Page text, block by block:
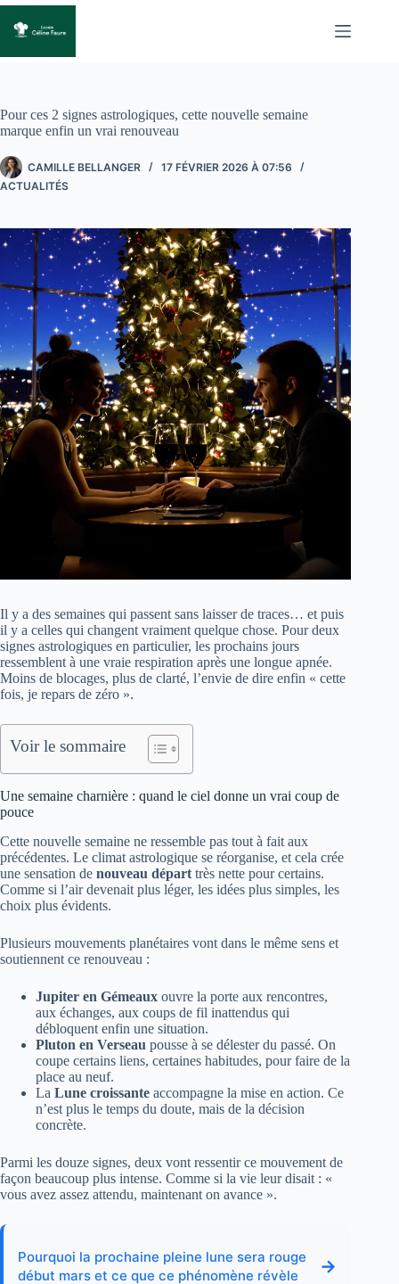
Passer
contenu
Pour ces 2 signes astrologiques, cette nouvelle semaine
marque enfin un vrai renouveau
CAMILLE BELLANGER
17 FÉVRIER 2026 À 07:56
ACTUALITÉS
Il y a des semaines qui passent sans laisser de traces… et puis
il y a celles qui changent vraiment quelque chose. Pour deux
signes astrologiques en particulier, les prochains jours
ressemblent à une vraie respiration après une longue apnée.
Moins de blocages, plus de clarté, l’envie de dire enfin « cette
fois, je repars de zéro ».
Voir le sommaire
Une semaine charnière : quand le ciel donne un vrai coup de
pouce
Cette nouvelle semaine ne ressemble pas tout à fait aux
précédentes. Le climat astrologique se réorganise, et cela crée
une sensation de nouveau départ très nette pour certains.
Comme si l’air devenait plus léger, les idées plus simples, les
choix plus évidents.
Plusieurs mouvements planétaires vont dans le même sens et
soutiennent ce renouveau :
Jupiter en Gémeaux ouvre la porte aux rencontres,
aux échanges, aux coups de fil inattendus qui
débloquent enfin une situation.
Pluton en Verseau pousse à se délester du passé. On
coupe certains liens, certaines habitudes, pour faire de la
place au neuf.
La Lune croissante accompagne la mise en action. Ce
n’est plus le temps du doute, mais de la décision
concrète.
Parmi les douze signes, deux vont ressentir ce mouvement de
façon beaucoup plus intense. Comme si la vie leur disait : «
vous avez assez attendu, maintenant on avance ».
Pourquoi la prochaine pleine lune sera rouge
début mars et ce que ce phénomène révèle
→